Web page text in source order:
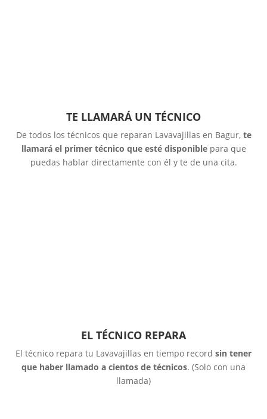
TE LLAMARÁ UN TÉCNICO
De todos los técnicos que reparan Lavavajillas en Bagur, te
llamará el primer técnico que esté disponiblepara que
puedas hablar directamente con él y te de una cita.
EL TÉCNICO REPARA
El técnico repara tu Lavavajillas en tiempo record sin tener
que haber llamado a cientos de técnicos. (Solo con una
llamada)